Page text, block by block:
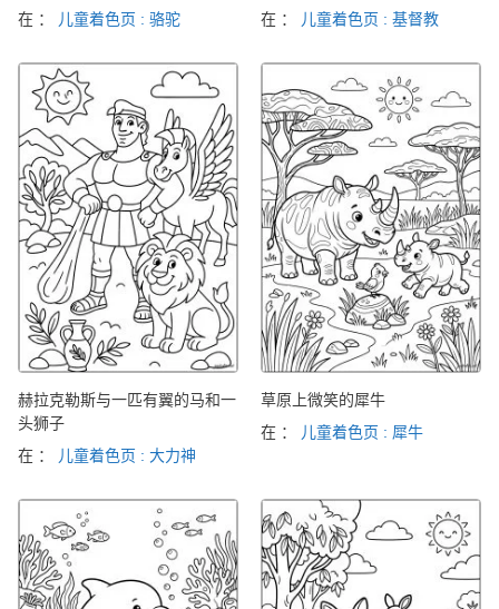
在 ：
儿童着色页 : 骆驼
在 ：
儿童着色页 : 基督教
赫拉克勒斯与一匹有翼的马和一
头狮子
在 ：
儿童着色页 : 大力神
草原上微笑的犀牛
在 ：
儿童着色页 : 犀牛